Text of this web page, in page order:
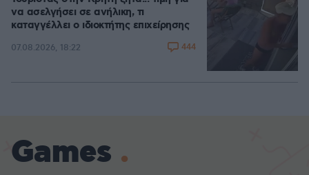
να ασελγήσει σε ανήλικη, τι
καταγγέλλει ο ιδιοκτήτης επιχείρησης
07.08.2026, 18:22 444
Games